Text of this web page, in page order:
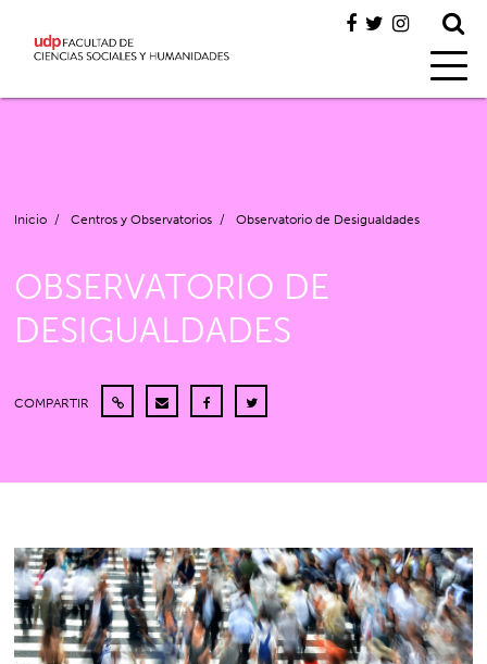
Inicio / Centros y Observatorios / Observatorio de Desigualdades
OBSERVATORIO DE
DESIGUALDADES
COMPARTIR